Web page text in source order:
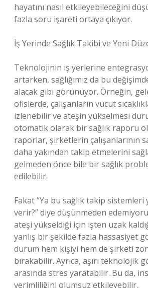
hayatını nasıl etkileyebileceğini
fazla soru işareti ortaya çıkıyor.
İş Yerinde Sağlık Takibi ve Yeni
Teknolojinin iş yerlerine
artarken, sağlığımız da bu
alacak gibi görünüyor. Örneğin,
ofislerde, çalışanların vücut
izlenebilir ve ateşin yükselmesi
otomatik olarak bir sağlık raporu
raporlar, şirketlerin çalışanlarının
daha yakından takip etmelerini
gelmeden önce bile bir sağlık
edilebilir.
Fakat “Ya bu sağlık takip sistemleri
verir?” diye düşünmeden
ateşi yükseldiği için işten uzak
yanlış bir şekilde fazla hassasiyet
durum hem kişiyi hem de şirketi
bırakabilir. Ayrıca, aşırı teknolojik
arasında stres yaratabilir. Bu da,
verimliliğini olumsuz etkileyebilir.